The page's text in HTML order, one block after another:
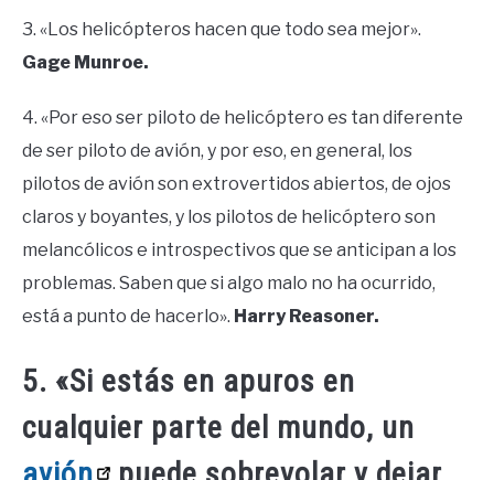
3. «Los helicópteros hacen que todo sea mejor».
Gage Munroe.
4. «Por eso ser piloto de helicóptero es tan diferente
de ser piloto de avión, y por eso, en general, los
pilotos de avión son extrovertidos abiertos, de ojos
claros y boyantes, y los pilotos de helicóptero son
melancólicos e introspectivos que se anticipan a los
problemas. Saben que si algo malo no ha ocurrido,
está a punto de hacerlo». Harry Reasoner.
5. «Si estás en apuros en
cualquier parte del mundo, un